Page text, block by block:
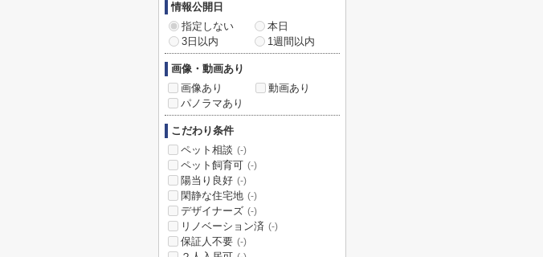
情報公開日
指定しない
本日
3日以内
1週間以内
画像・動画あり
画像あり
動画あり
パノラマあり
こだわり条件
ペット相談 (-)
ペット飼育可 (-)
陽当り良好 (-)
閑静な住宅地 (-)
デザイナーズ (-)
リノベーション済 (-)
保証人不要 (-)